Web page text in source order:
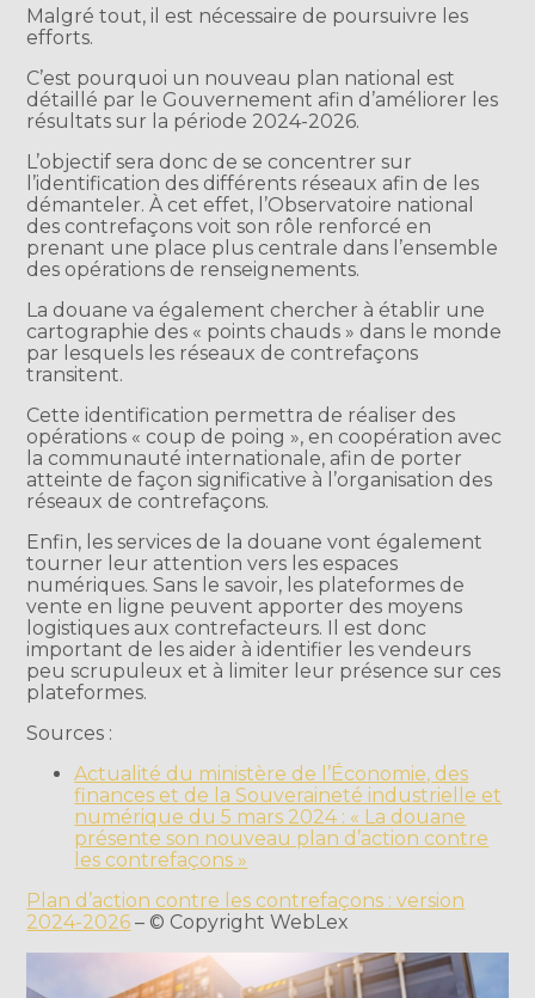
Malgré tout, il est nécessaire de poursuivre les
efforts.
C’est pourquoi un nouveau plan national est
détaillé par le Gouvernement afin d’améliorer les
résultats sur la période 2024-2026.
L’objectif sera donc de se concentrer sur
l’identification des différents réseaux afin de les
démanteler. À cet effet, l’Observatoire national
des contrefaçons voit son rôle renforcé en
prenant une place plus centrale dans l’ensemble
des opérations de renseignements.
La douane va également chercher à établir une
cartographie des « points chauds » dans le monde
par lesquels les réseaux de contrefaçons
transitent.
Cette identification permettra de réaliser des
opérations « coup de poing », en coopération avec
la communauté internationale, afin de porter
atteinte de façon significative à l’organisation des
réseaux de contrefaçons.
Enfin, les services de la douane vont également
tourner leur attention vers les espaces
numériques. Sans le savoir, les plateformes de
vente en ligne peuvent apporter des moyens
logistiques aux contrefacteurs. Il est donc
important de les aider à identifier les vendeurs
peu scrupuleux et à limiter leur présence sur ces
plateformes.
Sources :
Actualité du ministère de l’Économie, des
finances et de la Souveraineté industrielle et
numérique du 5 mars 2024 : « La douane
présente son nouveau plan d’action contre
les contrefaçons »
Plan d’action contre les contrefaçons : version
2024-2026 – © Copyright WebLex